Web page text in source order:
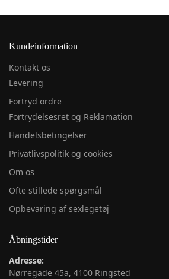
Kundeinformation
Kontakt os
Levering
Fortryd ordre
Fortrydelsesret og Reklamation
Handelsbetingelser
Privatlivspolitik og cookies
Om os
Ofte stillede spørgsmål
Opbevaring af sexlegetøj
Åbningstider
Adresse:
Nørregade 45a, 4100 Ringsted